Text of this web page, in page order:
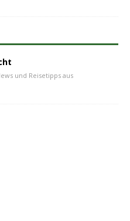
und Reisetipps aus